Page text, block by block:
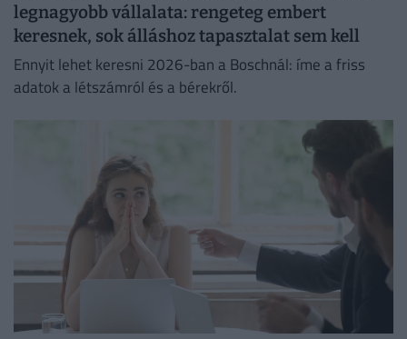
legnagyobb vállalata: rengeteg embert
keresnek, sok álláshoz tapasztalat sem kell
Ennyit lehet keresni 2026-ban a Boschnál: íme a friss
adatok a létszámról és a bérekről.